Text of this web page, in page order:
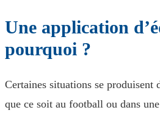
Une application
pourquoi ?
Certaines situations se produisent
que ce soit au football ou dans